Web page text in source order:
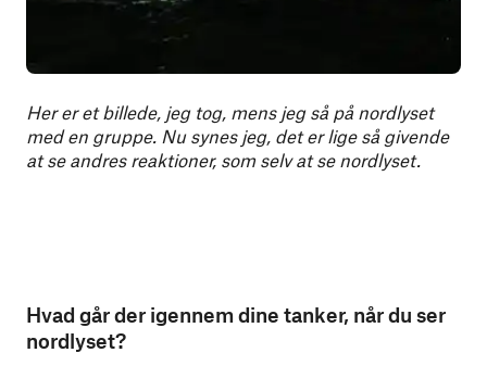
Her er et billede, jeg tog, mens jeg så på nordlyset
med en gruppe. Nu synes jeg, det er lige så givende
at se andres reaktioner, som selv at se nordlyset.
Hvad går der igennem dine tanker, når du ser
nordlyset?